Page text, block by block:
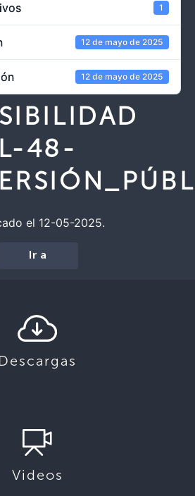
1
12 de mayo de 2025
12 de mayo de 2025
48-
el 12-05-2025.
Ir a
Descargas
Videos